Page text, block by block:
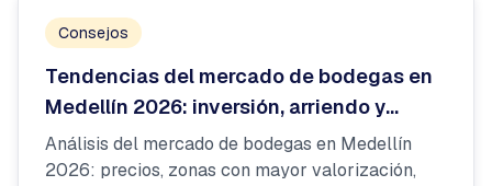
Consejos
Tendencias del mercado de bodegas en
Medellín 2026: inversión, arriendo y
oportunidades estratégicas
Análisis del mercado de bodegas en Medellín
2026: precios, zonas con mayor valorización,